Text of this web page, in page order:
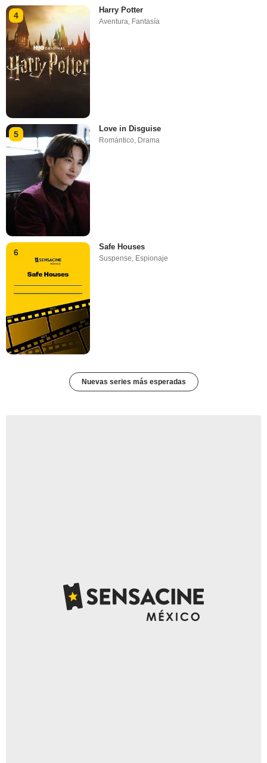
4
Harry Potter
Aventura, Fantasía
5
Love in Disguise
Romántico Drama
6
Safe Houses
Suspense, Espionaje
Nuevas series más esperadas